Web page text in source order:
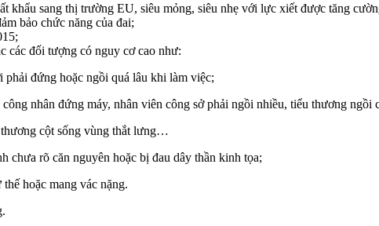
khẩu sang thị trường EU, siêu mỏng, siêu nhẹ với lực xiết được tăng
bảo chức năng của đai;
các đối tượng có nguy cơ cao như:
đứng hoặc ngồi quá lâu khi làm việc;
nhân đứng máy, nhân viên công sở phải ngồi nhiều, tiểu thương
cột sống vùng thắt lưng…
chưa rõ căn nguyên hoặc bị đau dây thần kinh tọa;
hoặc mang vác nặng.